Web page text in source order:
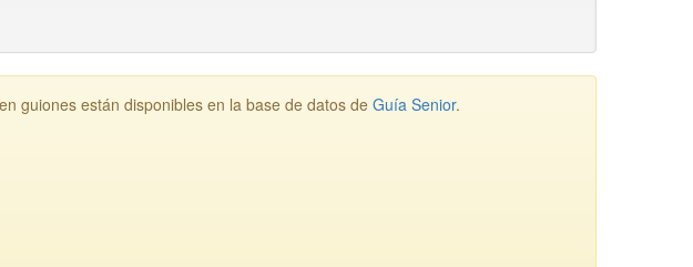
guiones están disponibles en la base de datos de Guía Senior.